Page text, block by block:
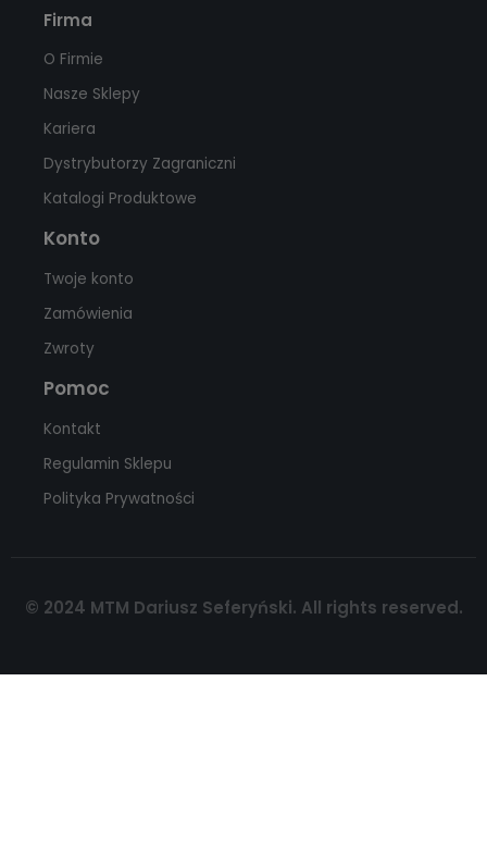
Firma
O Firmie
Nasze Sklepy
Kariera
Dystrybutorzy Zagraniczni
Katalogi Produktowe
Konto
Twoje konto
Zamówienia
Zwroty
Pomoc
Kontakt
Regulamin Sklepu
Polityka Prywatności
© 2024 MTM Dariusz Seferyński. All rights reserved.